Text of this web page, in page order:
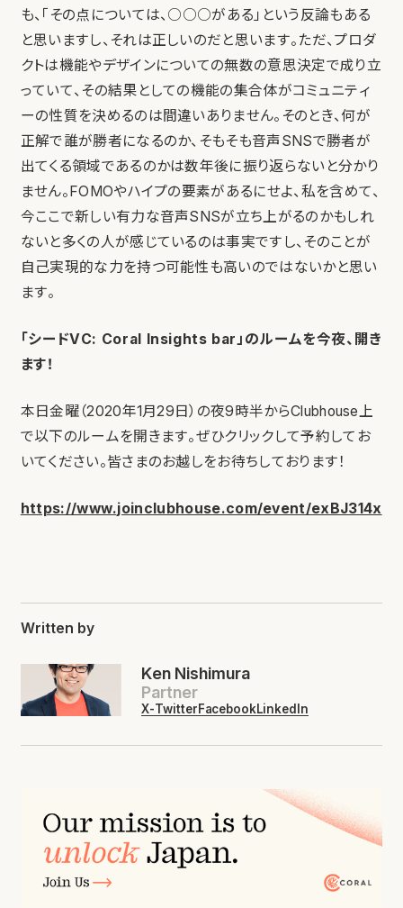
も、「その点については、○○○がある」という反論もある
と思いますし、それは正しいのだと思います。ただ、プロダ
クトは機能やデザインについての無数の意思決定で成り立
っていて、その結果としての機能の集合体がコミュニティ
ーの性質を決めるのは間違いありません。そのとき、何が
正解で誰が勝者になるのか、そもそも音声SNSで勝者が
出てくる領域であるのかは数年後に振り返らないと分かり
ません。FOMOやハイプの要素があるにせよ、私を含めて、
今ここで新しい有力な音声SNSが立ち上がるのかもしれ
ないと多くの人が感じているのは事実ですし、そのことが
自己実現的な力を持つ可能性も高いのではないかと思い
ます。
「シードVC: Coral Insights bar」のルームを今夜、開き
ます！
本日金曜（2020年1月29日）の夜9時半からClubhouse上
で以下のルームを開きます。ぜひクリックして予約してお
いてください。皆さまのお越しをお待ちしております！
https://www.joinclubhouse.com/event/exBJ314x
Written by
Ken Nishimura
Partner
X-TwitterFacebookLinkedIn